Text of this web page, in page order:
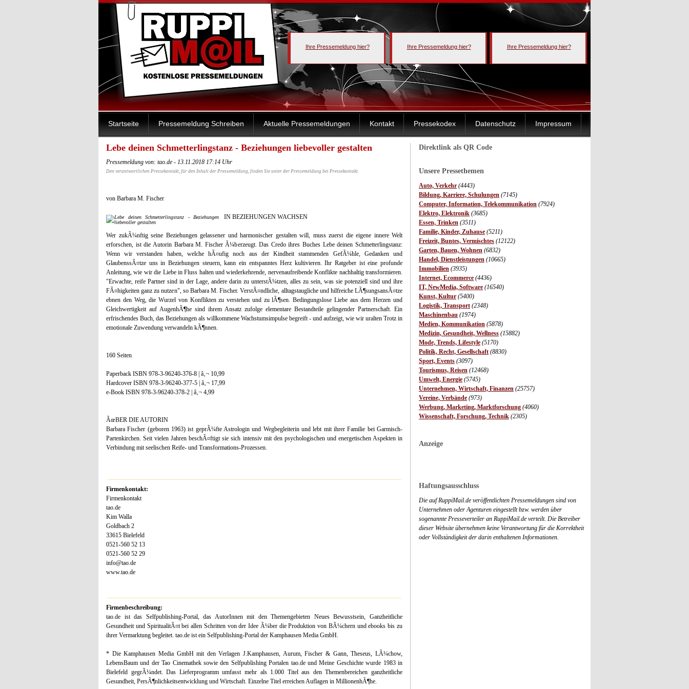
Ihre Pressemeldung hier? Ihre Pressemeldung hier? Ihre Pressemeldung hier?
Startseite Pressemeldung Schreiben Aktuelle Pressemeldungen Kontakt Pressekodex Datenschutz Impressum
Direktlink als QR Code
Unsere Pressethemen
Auto, Verkehr (4443)
Bildung, Karriere, Schulungen (7145)
Computer, Information, Telekommunikation (7924)
Elektro, Elektronik (3685)
Essen, Trinken (3511)
Familie, Kinder, Zuhause (5211)
Freizeit, Buntes, Vermischtes (12122)
Garten, Bauen, Wohnen (6832)
Handel, Dienstleistungen (10665)
Immobilien (3935)
Internet, Ecommerce (4436)
IT, NewMedia, Software (16540)
Kunst, Kultur (5400)
Logistik, Transport (2348)
Maschinenbau (1974)
Medien, Kommunikation (5878)
Medizin, Gesundheit, Wellness (15882)
Mode, Trends, Lifestyle (5170)
Politik, Recht, Gesellschaft (8830)
Sport, Events (3097)
Tourismus, Reisen (12468)
Umwelt, Energie (5745)
Unternehmen, Wirtschaft, Finanzen (25757)
Vereine, Verbände (973)
Werbung, Marketing, Marktforschung (4060)
Wissenschaft, Forschung, Technik (2305)
Anzeige
Haftungsausschluss
Die auf RuppiMail.de veröffentlichten Pressemeldungen sind von
Unternehmen oder Agenturen eingestellt bzw. werden über
sogenannte Presseverteiler an RuppiMail.de verteilt. Die Betreiber
dieser Website übernehmen keine Verantwortung für die Korrektheit
oder Vollständigkeit der darin enthaltenen Informationen.
Lebe deinen Schmetterlingstanz - Beziehungen liebevoller gestalten
Pressemeldung von: tao.de - 13.11.2018 17:14 Uhr
Den verantwortlichen Pressekontakt, für den Inhalt der Pressemeldung, finden Sie unter der Pressemeldung bei Pressekontakt.
von Barbara M. Fischer
IN BEZIEHUNGEN WACHSEN
Wer zukÃ¼nftig seine Beziehungen gelassener und harmonischer gestalten will, muss zuerst die eigene innere Welt
erforschen, ist die Autorin Barbara M. Fischer Ã¼berzeugt. Das Credo ihres Buches Lebe deinen Schmetterlingstanz:
Wenn wir verstanden haben, welche hÃ¤ufig noch aus der Kindheit stammenden GefÃ¼hle, Gedanken und
GlaubenssÃ¤tze uns in Beziehungen steuern, kann ein entspanntes Herz kultivieren. Ihr Ratgeber ist eine profunde
Anleitung, wie wir die Liebe in Fluss halten und wiederkehrende, nervenaufreibende Konflikte nachhaltig transformieren.
"Erwachte, reife Partner sind in der Lage, andere darin zu unterstÃ¼tzen, alles zu sein, was sie potenziell sind und ihre
FÃ¤higkeiten ganz zu nutzen", so Barbara M. Fischer. VerstÃ¤ndliche, alltagstaugliche und hilfreiche LÃ¶sungsansÃ¤tze
ebnen den Weg, die Wurzel von Konflikten zu verstehen und zu lÃ¶sen. Bedingungslose Liebe aus dem Herzen und
Gleichwertigkeit auf AugenhÃ¶he sind ihrem Ansatz zufolge elementare Bestandteile gelingender Partnerschaft. Ein
erfrischendes Buch, das Beziehungen als willkommene Wachstumsimpulse begreift - und aufzeigt, wie wir uralten Trotz in
emotionale Zuwendung verwandeln kÃ¶nnen.
160 Seiten
Paperback ISBN 978-3-96240-376-8 | â‚¬ 10,99
Hardcover ISBN 978-3-96240-377-5 | â‚¬ 17,99
e-Book ISBN 978-3-96240-378-2 | â‚¬ 4,99
ÃœBER DIE AUTORIN
Barbara Fischer (geboren 1963) ist geprÃ¼fte Astrologin und Wegbegleiterin und lebt mit ihrer Familie bei Garmisch-
Partenkirchen. Seit vielen Jahren beschÃ¤ftigt sie sich intensiv mit den psychologischen und energetischen Aspekten in
Verbindung mit seelischen Reife- und Transformations-Prozessen.
Firmenkontakt:
Firmenkontakt
tao.de
Kim Walla
Goldbach 2
33615 Bielefeld
0521-560 52 13
0521-560 52 29
info@tao.de
www.tao.de
Firmenbeschreibung:
tao.de ist das Selfpublishing-Portal, das AutorInnen mit den Themengebieten Neues Bewusstsein, Ganzheitliche
Gesundheit und SpiritualitÃ¤t bei allen Schritten von der Idee Ã¼ber die Produktion von BÃ¼chern und ebooks bis zu
ihrer Vermarktung begleitet. tao.de ist ein Selfpublishing-Portal der Kamphausen Media GmbH.
* Die Kamphausen Media GmbH mit den Verlagen J.Kamphausen, Aurum, Fischer & Gann, Theseus, LÃ¼chow,
LebensBaum und der Tao Cinemathek sowie den Selfpublishing Portalen tao.de und Meine Geschichte wurde 1983 in
Bielefeld gegrÃ¼ndet. Das Lieferprogramm umfasst mehr als 1.000 Titel aus den Themenbereichen ganzheitliche
Gesundheit, PersÃ¶nlichkeitsentwicklung und Wirtschaft. Einzelne Titel erreichen Auflagen in MillionenhÃ¶he.